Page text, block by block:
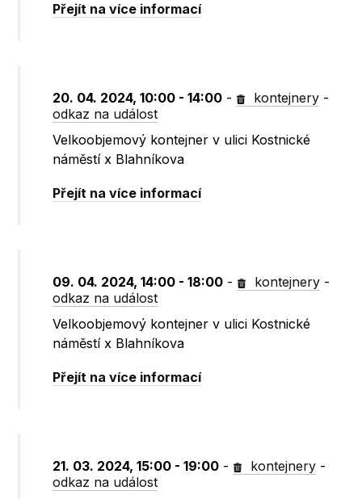
Přejít na více informací
20. 04. 2024, 10:00 - 14:00 - kontejnery -
odkaz na událost
Velkoobjemový kontejner v ulici Kostnické
náměstí x Blahníkova
Přejít na více informací
09. 04. 2024, 14:00 - 18:00 - kontejnery -
odkaz na událost
Velkoobjemový kontejner v ulici Kostnické
náměstí x Blahníkova
Přejít na více informací
21. 03. 2024, 15:00 - 19:00 - kontejnery -
odkaz na událost